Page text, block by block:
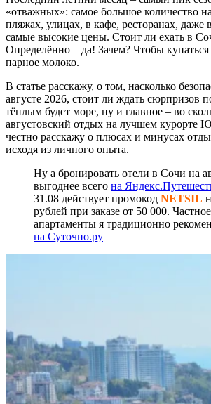
«отважных»: самое большое количество
пляжах, улицах, в кафе, ресторанах, даже
самые высокие цены. Стоит ли ехать в
Определённо – да! Зачем? Чтобы
парное молоко.
В статье расскажу, о том, насколько
августе 2026, стоит ли ждать сюрпризов
тёплым будет море, ну и главное – во
августовский отдых на лучшем курорте
честно расскажу о плюсах и минусах
исходя из личного опыта.
Ну а бронировать отели в Сочи на
выгоднее всего на
31.08 действует промокод NETSIL
рублей при заказе от 50 000.
апартаменты я традиционно
на Суточно.ру